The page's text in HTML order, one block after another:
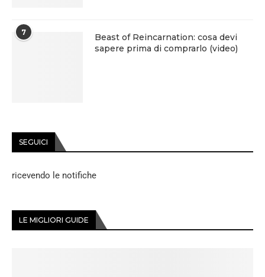
7
Beast of Reincarnation: cosa devi
sapere prima di comprarlo (video)
SEGUICI
ricevendo le notifiche
LE MIGLIORI GUIDE